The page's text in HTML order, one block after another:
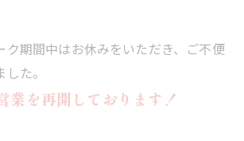
ク期間中はお休みをいただき、ご不便
た。
業を再開しております！